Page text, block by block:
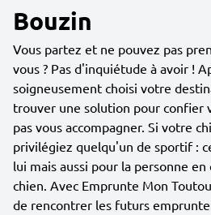
Bouzin
Vous partez et ne pouvez pas
vous ? Pas d'inquiétude à avoir !
soigneusement choisi votre
trouver une solution pour confier
pas vous accompagner. Si votre
privilégiez quelqu'un de sportif :
lui mais aussi pour la personne
chien. Avec Emprunte Mon
de rencontrer les futurs